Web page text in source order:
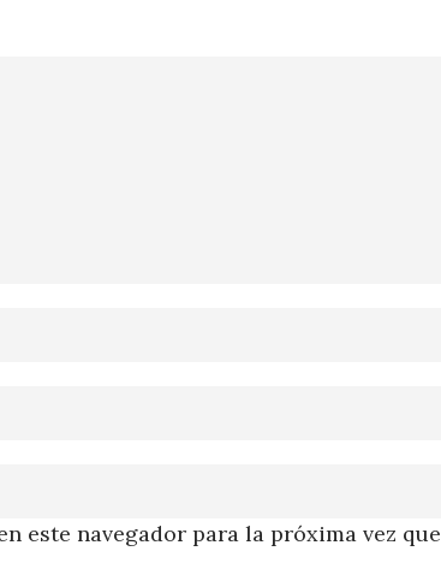
este navegador para la próxima vez que